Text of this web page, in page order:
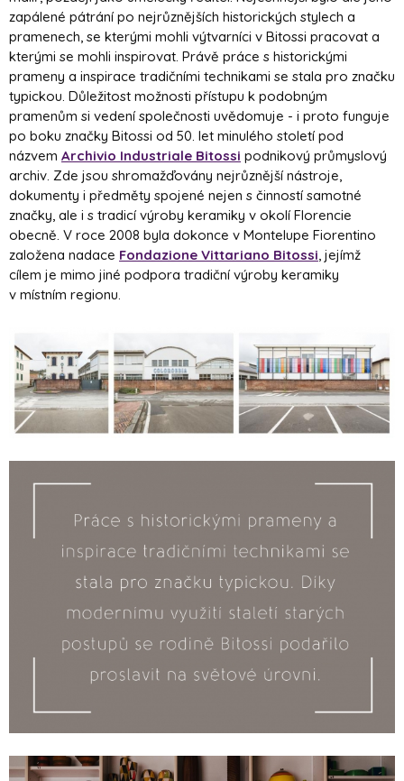
zapálené pátrání po nejrůznějších historických stylech a
pramenech, se kterými mohli výtvarníci v Bitossi pracovat a
kterými se mohli inspirovat. Právě práce s historickými
prameny a inspirace tradičními technikami se stala pro značku
typickou. Důležitost možnosti přístupu k podobným
pramenům si vedení společnosti uvědomuje - i proto funguje
po boku značky Bitossi od 50. let minulého století pod
názvem Archivio Industriale Bitossi podnikový průmyslový
archiv. Zde jsou shromažďovány nejrůznější nástroje,
dokumenty i předměty spojené nejen s činností samotné
značky, ale i s tradicí výroby keramiky v okolí Florencie
obecně. V roce 2008 byla dokonce v Montelupe Fiorentino
založena nadace Fondazione Vittariano Bitossi, jejímž
cílem je mimo jiné podpora tradiční výroby keramiky
v místním regionu.